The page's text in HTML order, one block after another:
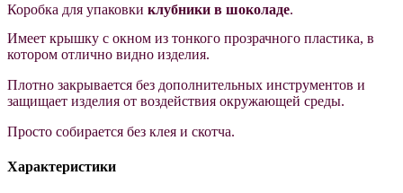
Коробка для упаковки клубники в шоколаде.
Имеет крышку с окном из тонкого прозрачного пластика, в
котором отлично видно изделия.
Плотно закрывается без дополнительных инструментов и
защищает изделия от воздействия окружающей среды.
Просто собирается без клея и скотча.
Характеристики